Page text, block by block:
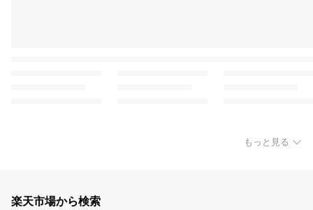
もっと見る
楽天市場から検索